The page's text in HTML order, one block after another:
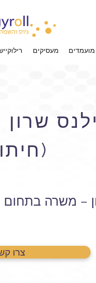
מועמדים מעסיקים
– משרה
צרו